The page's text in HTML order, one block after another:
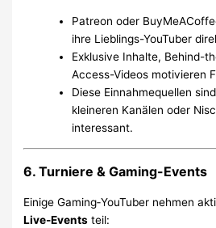
Patreon oder
ihre Lieblings-YouTuber
Exklusive Inhalte, Behind-
Access-Videos motivieren
Diese Einnahmequellen
kleineren Kanälen oder
interessant.
6. Turniere & Gaming-Events
Einige Gaming‑YouTuber nehmen
Live-Events teil: